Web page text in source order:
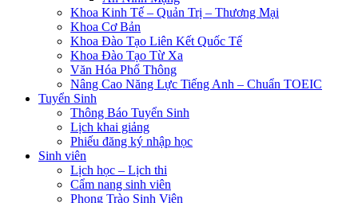
Khoa Kinh Tế – Quản Trị – Thương Mại
Khoa Cơ Bản
Khoa Đào Tạo Liên Kết Quốc Tế
Khoa Đào Tạo Từ Xa
Văn Hóa Phổ Thông
Nâng Cao Năng Lực Tiếng Anh – Chuẩn TOEIC
Tuyển Sinh
Thông Báo Tuyển Sinh
Lịch khai giảng
Phiếu đăng ký nhập học
Sinh viên
Lịch học – Lịch thi
Cẩm nang sinh viên
Phong Trào Sinh Viên